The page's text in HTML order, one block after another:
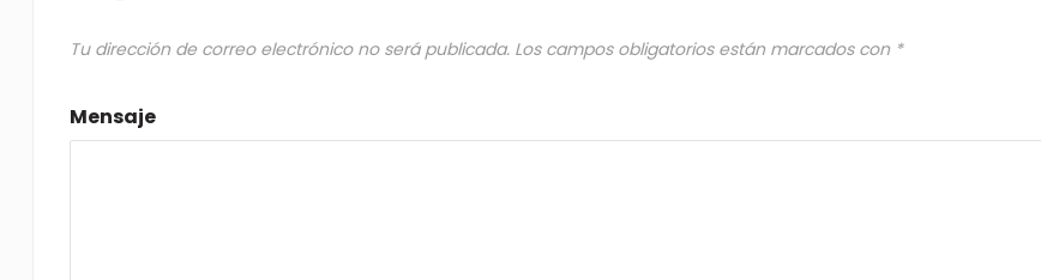
Tu dirección de correo electrónico no será publicada. Los campos obligatorios están marcados con *
Mensaje